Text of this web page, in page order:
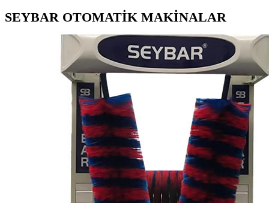
SEYBAR OTOMATİK MAKİNALAR